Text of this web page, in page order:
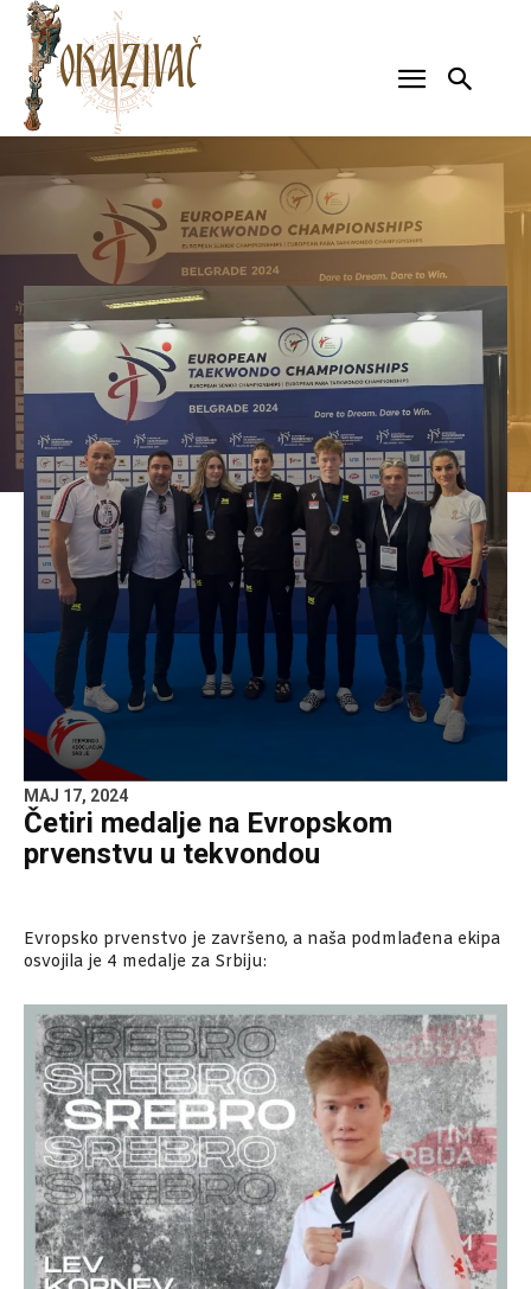
MAJ 17, 2024
Četiri medalje na Evropskom
prvenstvu u tekvondou
Evropsko prvenstvo je završeno, a naša podmlađena ekipa
osvojila je 4 medalje za Srbiju: